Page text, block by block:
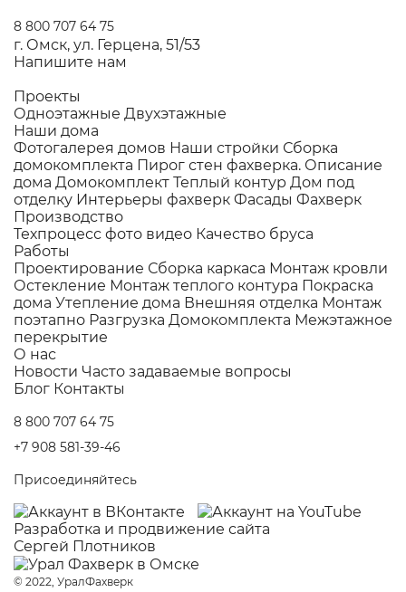
8 800 707 64 75
г. Омск, ул. Герцена, 51/53
Напишите нам
Проекты
Одноэтажные Двухэтажные
Наши дома
Фотогалерея домов Наши стройки Сборка
домокомплекта Пирог стен фахверка. Описание
дома Домокомплект Теплый контур Дом под
отделку Интерьеры фахверк Фасады Фахверк
Производство
Техпроцесс фото видео Качество бруса
Работы
Проектирование Сборка каркаса Монтаж кровли
Остекление Монтаж теплого контура Покраска
дома Утепление дома Внешняя отделка Монтаж
поэтапно Разгрузка Домокомплекта Межэтажное
перекрытие
О нас
Новости Часто задаваемые вопросы
Блог Контакты
8 800 707 64 75
+7 908 581-39-46
Присоединяйтесь
Разработка и продвижение сайта
Сергей Плотников
© 2022, УралФахверк